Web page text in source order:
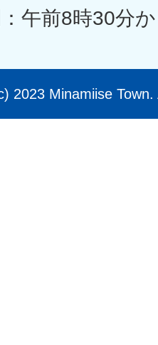
午前8時30分
2023 Minamiise